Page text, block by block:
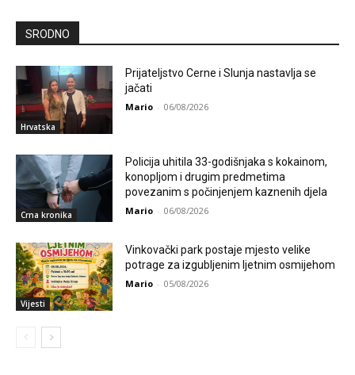
SRODNO
Hrvatska
Prijateljstvo Cerne i Slunja nastavlja se
jačati
Mario - 06/08/2026
Crna kronika
Policija uhitila 33-godišnjaka s kokainom,
konopljom i drugim predmetima
povezanim s počinjenjem kaznenih djela
Mario - 06/08/2026
Vijesti
Vinkovački park postaje mjesto velike
potrage za izgubljenim ljetnim osmijehom
Mario - 05/08/2026